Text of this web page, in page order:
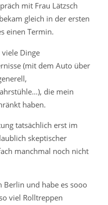
mit Frau Lätzsch
gleich in der ersten
einen Termin.
Dinge
(mit dem Auto über
die mein
haben.
tatsächlich erst im
skeptischer
manchmal noch nicht
Berlin und habe es sooo
viel Rolltreppen